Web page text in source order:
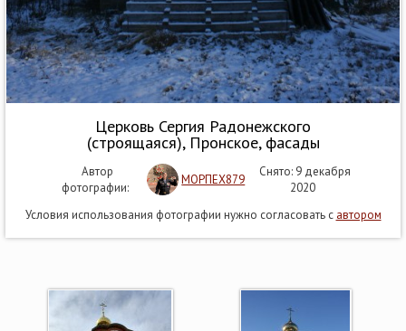
Церковь Сергия Радонежского
(строящаяся), Пронское, фасады
Автор
фотографии:
МОРПЕХ879
Снято: 9 декабря
2020
Условия использования фотографии нужно согласовать с автором